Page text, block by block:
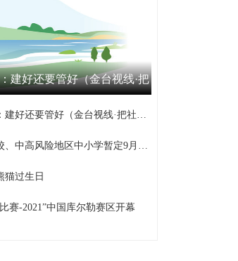
建好还要管好（金台视线·把
社区工作做到家③） 口袋公园：建好还要管好（金台视线·把社区工作做到家③）
河南省高校、中高风险地区中小学暂定9月15日之前不返校
猫过生日
赛-2021”中国库尔勒赛区开幕